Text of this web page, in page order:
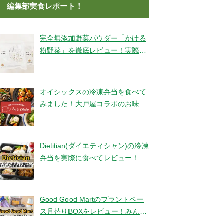
編集部実食レポート！
完全無添加野菜パウダー「かける
粉野菜」を徹底レビュー！実際に
オイシックスの冷凍弁当を食べて
みました！大戸屋コラボのお味と
Dietitian(ダイエティシャン)の冷凍
弁当を実際に食べてレビュー！み
Good Good Martのプラントベー
ス月替りBOXをレビュー！みんな